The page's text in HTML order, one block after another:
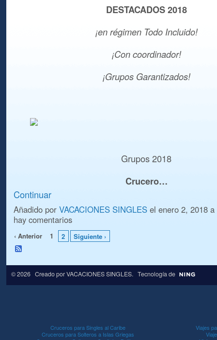
DESTACADOS 2018
¡en régimen Todo Incluido!
¡Con coordinador!
¡Grupos Garantizados!
Grupos 2018
Crucero…
Continuar
Añadido por VACACIONES SINGLESel enero 2, 2018
hay comentarios
‹ Anterior 1 2 Siguiente ›
© 2026 Creado porVACACIONES SINGLES. Tecnología de
Cruceros para Singles al Caribe
Cruceros para Solteros a Islas Griegas
Viajes